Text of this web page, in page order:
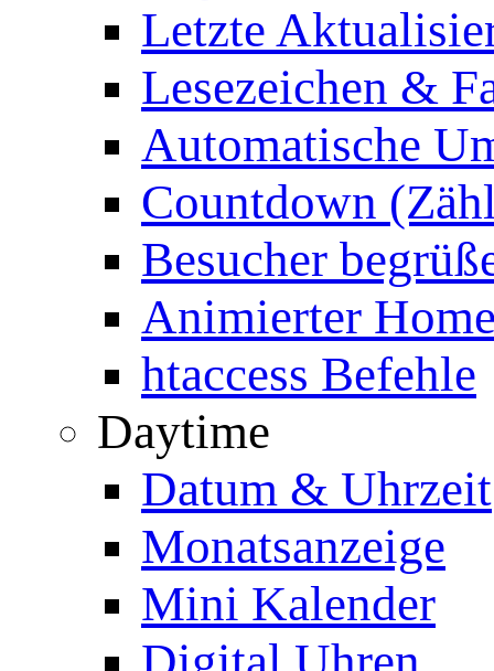
Letzte
Lesezeichen &
Automatische
Countdown
Besucher
Animierter
htaccess Befehle
Daytime
Datum & Uhrzeit
Monatsanzeige
Mini Kalender